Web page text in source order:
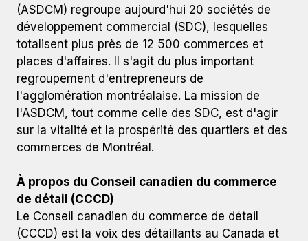
(ASDCM) regroupe aujourd'hui 20 sociétés de
développement commercial (SDC), lesquelles
totalisent plus près de 12 500 commerces et
places d'affaires. Il s'agit du plus important
regroupement d'entrepreneurs de
l'agglomération montréalaise. La mission de
l'ASDCM, tout comme celle des SDC, est d'agir
sur la vitalité et la prospérité des quartiers et des
commerces de Montréal.
À propos du Conseil canadien du commerce
de détail (CCCD)
Le Conseil canadien du commerce de détail
(CCCD) est la voix des détaillants au Canada et